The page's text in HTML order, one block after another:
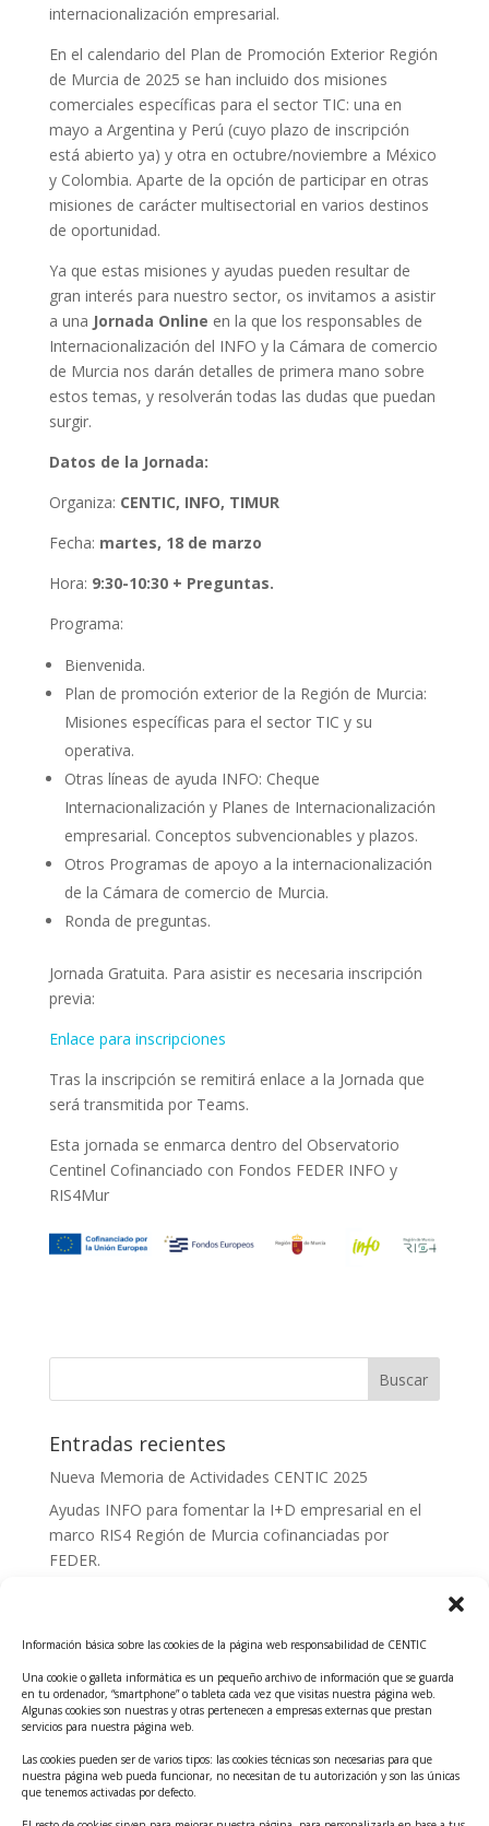
Información básica sobre las cookies de la página web responsabilidad de CENTIC
Una cookie o galleta informática es un pequeño archivo de información que se guarda
en tu ordenador, “smartphone” o tableta cada vez que visitas nuestra página web.
Algunas cookies son nuestras y otras pertenecen a empresas externas que prestan
servicios para nuestra página web.
Las cookies pueden ser de varios tipos: las cookies técnicas son necesarias para que
nuestra página web pueda funcionar, no necesitan de tu autorización y son las únicas
que tenemos activadas por defecto.
internacionalización empresarial.
En el calendario del Plan de Promoción Exterior Región
de Murcia de 2025 se han incluido dos misiones
comerciales específicas para el sector TIC: una en
mayo a Argentina y Perú (cuyo plazo de inscripción
está abierto ya) y otra en octubre/noviembre a México
y Colombia. Aparte de la opción de participar en otras
misiones de carácter multisectorial en varios destinos
de oportunidad.
Ya que estas misiones y ayudas pueden resultar de
gran interés para nuestro sector, os invitamos a asistir
a una Jornada Online en la que los responsables de
Internacionalización del INFO y la Cámara de comercio
de Murcia nos darán detalles de primera mano sobre
estos temas, y resolverán todas las dudas que puedan
surgir.
Datos de la Jornada:
Organiza: CENTIC, INFO, TIMUR
Fecha: martes, 18 de marzo
Hora: 9:30-10:30 + Preguntas.
Programa:
Bienvenida.
Plan de promoción exterior de la Región de Murcia:
Misiones específicas para el sector TIC y su
operativa.
Otras líneas de ayuda INFO: Cheque
Internacionalización y Planes de Internacionalización
empresarial. Conceptos subvencionables y plazos.
Otros Programas de apoyo a la internacionalización
de la Cámara de comercio de Murcia.
Ronda de preguntas.
Jornada Gratuita. Para asistir es necesaria inscripción
previa:
Enlace para inscripciones
Tras la inscripción se remitirá enlace a la Jornada que
será transmitida por Teams.
Esta jornada se enmarca dentro del Observatorio
Centinel Cofinanciado con Fondos FEDER INFO y
RIS4Mur
Entradas recientes
Nueva Memoria de Actividades CENTIC 2025
Ayudas INFO para fomentar la I+D empresarial en el
marco RIS4 Región de Murcia cofinanciadas por
FEDER.
Tecnológicos 2ª ed.
Ayudas INFO para el apoyo a las empresas
innovadoras con potencial tecnológico y escalables
Convocatoria Cheque de Innovación. Ayudas INFO
para la contratación de servicios de Innovación y
Competitividad